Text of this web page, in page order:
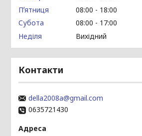
Пʼятниця
08:00
18:00
Субота
08:00
17:00
Неділя
Вихідний
Контакти
della2008a@gmail.com
0635721430